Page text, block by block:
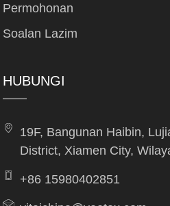
Permohonan
Soalan Lazim
HUBUNGI
19F, Bangunan Haibin,
District, Xiamen City,
+86 15980402851